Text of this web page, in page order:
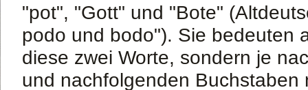
"pot", "Gott" und "Bote"
podo und bodo"). Sie bedeuten
diese zwei Worte, sondern je
und nachfolgenden Buchstaben